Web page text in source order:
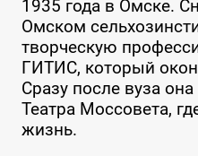
1935 года в Омске.
Омском
творческую
ГИТИС, который
Сразу после вуза
Театра Моссовета,
жизнь.